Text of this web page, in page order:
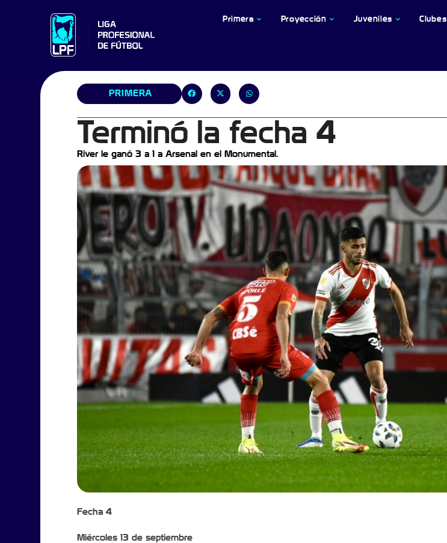
Primera Proyección Juveniles Clubes
PRIMERA
Terminó la fecha 4
River le ganó 3 a 1 a Arsenal en el Monumental.
Fecha 4
Miércoles 13 de septiembre